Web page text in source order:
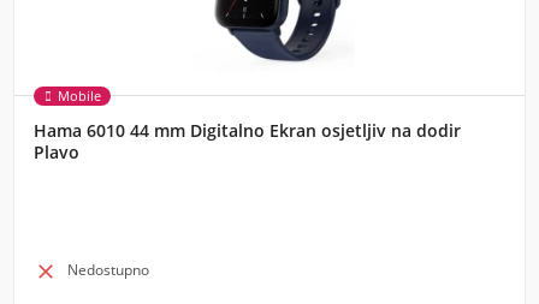
Mobile
Hama 6010 44 mm Digitalno Ekran osjetljiv na dodir
Plavo
 Nedostupno